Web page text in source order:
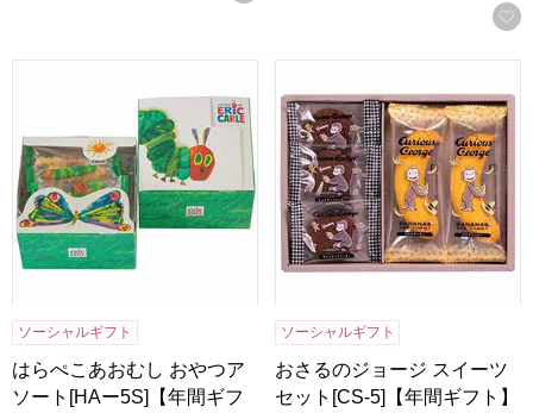
ソーシャルギフト
はらぺこあおむし おやつア
ソート[HAー5S]【年間ギフ
ソーシャルギフト
おさるのジョージ スイーツ
セット[CS-5]【年間ギフト】